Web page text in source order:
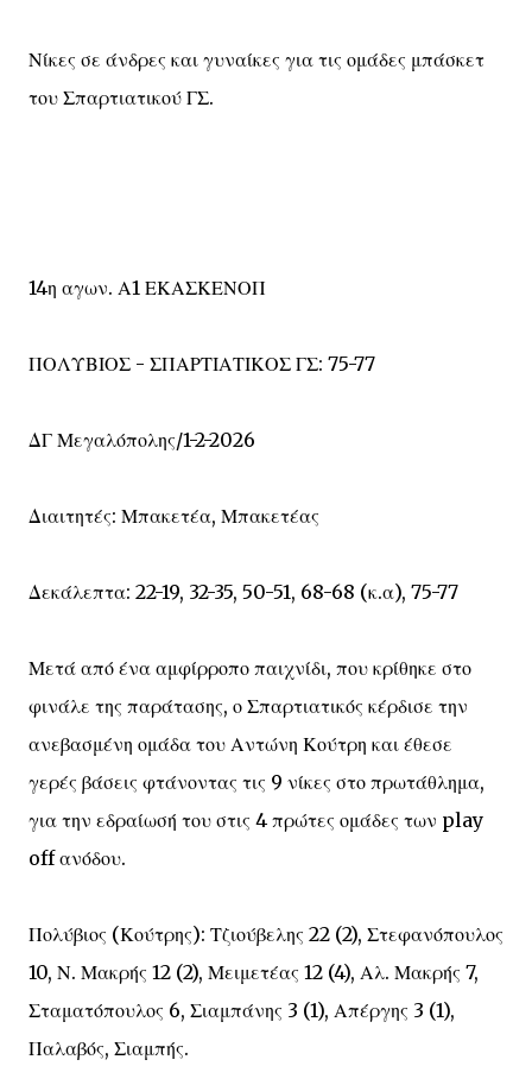
Νίκες σε άνδρες και γυναίκες για τις ομάδες μπάσκετ
του Σπαρτιατικού ΓΣ.
14η αγων. Α1 ΕΚΑΣΚΕΝΟΠ
ΠΟΛΥΒΙΟΣ - ΣΠΑΡΤΙΑΤΙΚΟΣ ΓΣ: 75-77
ΔΓ Μεγαλόπολης/1-2-2026
Διαιτητές: Μπακετέα, Μπακετέας
Δεκάλεπτα: 22-19, 32-35, 50-51, 68-68 (κ.α), 75-77
Μετά από ένα αμφίρροπο παιχνίδι, που κρίθηκε στο
φινάλε της παράτασης, ο Σπαρτιατικός κέρδισε την
ανεβασμένη ομάδα του Αντώνη Κούτρη και έθεσε
γερές βάσεις φτάνοντας τις 9 νίκες στο πρωτάθλημα,
για την εδραίωσή του στις 4 πρώτες ομάδες των play
off ανόδου.
Πολύβιος (Κούτρης): Τζιούβελης 22 (2), Στεφανόπουλος
10, Ν. Μακρής 12 (2), Μειμετέας 12 (4), Αλ. Μακρής 7,
Σταματόπουλος 6, Σιαμπάνης 3 (1), Απέργης 3 (1),
Παλαβός, Σιαμπής.